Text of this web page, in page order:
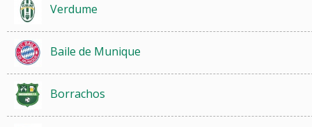
Verdume
Baile de Munique
Borrachos